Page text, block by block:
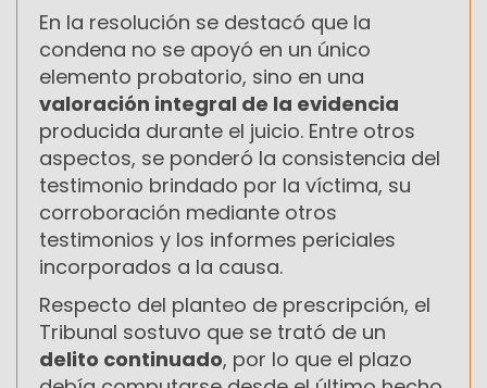
En la resolución se destacó que la
condena no se apoyó en un único
elemento probatorio, sino en una
valoración integral de la evidencia
producida durante el juicio. Entre otros
aspectos, se ponderó la consistencia del
testimonio brindado por la víctima, su
corroboración mediante otros
testimonios y los informes periciales
incorporados a la causa.
Respecto del planteo de prescripción, el
Tribunal sostuvo que se trató de un
delito continuado, por lo que el plazo